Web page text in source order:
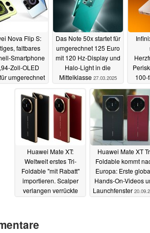
Nova Flip S:
faltbares
Smartphone
Zoll-OLED
umgerechnet
Das Note 50x startet für
umgerechnet 125 Euro
mit 120 Hz-Display und
Halo-Light in die
Mittelklasse 27.03.2025
100-
Huawei Mate XT:
Weltweit erstes Tri-
Foldable "mit Rabatt"
importieren. Scalper
verlangen verrückte
Huawei Mate XT
Foldable kommt
Europa: Erste
Hands-On-Videos
Launchfenster